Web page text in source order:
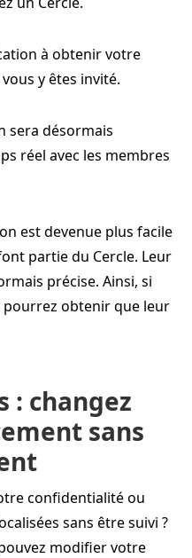
à obtenir votre
y êtes invité.
sera désormais
réel avec les membres
est devenue plus facile
partie du Cercle. Leur
précise. Ainsi, si
pourrez obtenir que leur
: changez
sans
confidentialité ou
sans être suivi ?
modifier votre